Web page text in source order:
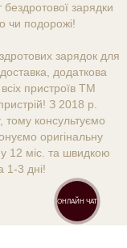
зарядки
чи подорожі!
зарядок для
додаткова
пристроїв ТМ
З 2018 р.
консультуємо
оригінальну
12 міс. та швидкою
1-3 дні!
ОНЛАЙН ЧАТ